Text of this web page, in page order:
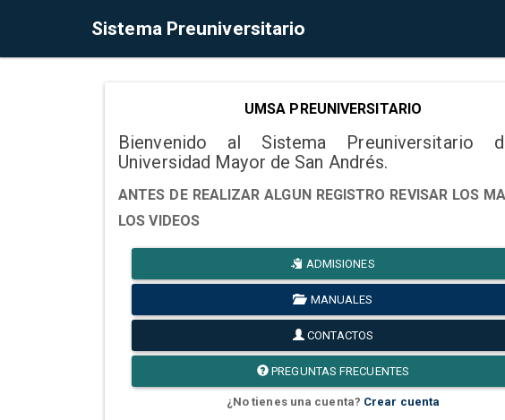
Sistema Preuniversitario
UMSA PREUNIVERSITARIO
Bienvenido al Sistema Preuniversitario
Universidad Mayor de San Andrés.
ANTES DE REALIZAR ALGUN REGISTRO REVISAR LOS
LOS VIDEOS
ADMISIONES
MANUALES
CONTACTOS
PREGUNTAS FRECUENTES
¿No tienes una cuenta? Crear cuenta